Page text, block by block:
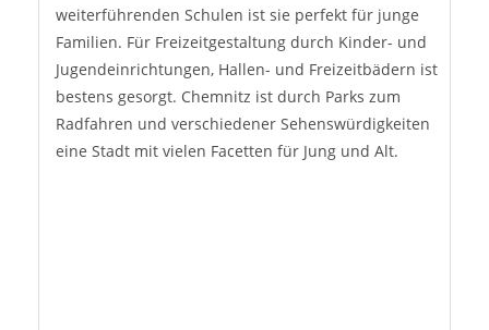
weiterführenden Schulen ist sie perfekt für junge
Familien. Für Freizeitgestaltung durch Kinder- und
Jugendeinrichtungen, Hallen- und Freizeitbädern ist
bestens gesorgt. Chemnitz ist durch Parks zum
Radfahren und verschiedener Sehenswürdigkeiten
eine Stadt mit vielen Facetten für Jung und Alt.